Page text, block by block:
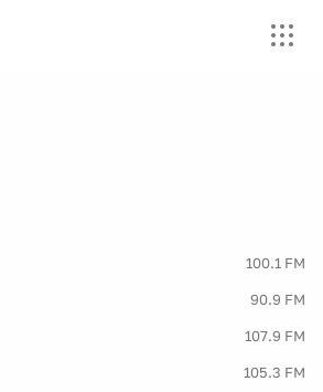
100.1 FM
90.9 FM
107.9 FM
105.3 FM